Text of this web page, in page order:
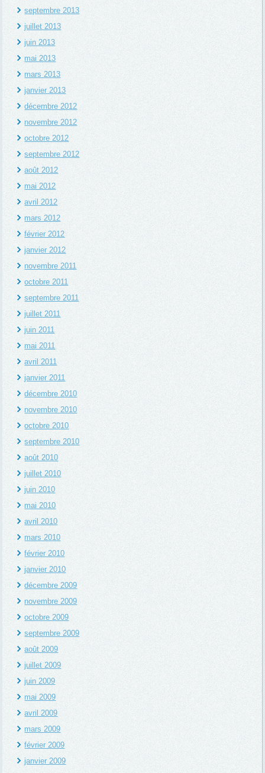
septembre 2013
juillet 2013
juin 2013
mai 2013
mars 2013
janvier 2013
décembre 2012
novembre 2012
octobre 2012
septembre 2012
août 2012
mai 2012
avril 2012
mars 2012
février 2012
janvier 2012
novembre 2011
octobre 2011
septembre 2011
juillet 2011
juin 2011
mai 2011
avril 2011
janvier 2011
décembre 2010
novembre 2010
octobre 2010
septembre 2010
août 2010
juillet 2010
juin 2010
mai 2010
avril 2010
mars 2010
février 2010
janvier 2010
décembre 2009
novembre 2009
octobre 2009
septembre 2009
août 2009
juillet 2009
juin 2009
mai 2009
avril 2009
mars 2009
février 2009
janvier 2009